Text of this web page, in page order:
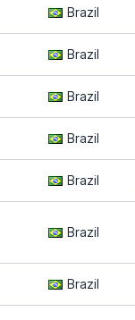
Brazil
Brazil
Brazil
Brazil
Brazil
Brazil
Brazil